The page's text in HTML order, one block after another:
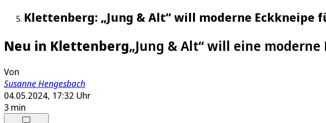
Klettenberg: „Jung & Alt“ will moderne Eckkneipe
Neu in Klettenberg„Jung & Alt“ will eine
Von
Susanne Hengesbach
04.05.2024, 17:32 Uhr
3 min